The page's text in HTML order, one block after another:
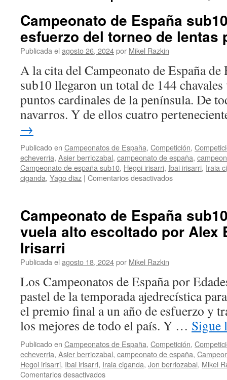
Campeonato de España
esfuerzo del torneo de lentas
Publicada el agosto 26, 2024por Mikel Razkin
A la cita del Campeonato de España de
sub10 llegaron un total de 144
puntos cardinales de la península. De
navarros. Y de ellos cuatro
→
Publicado en Campeonatos de España, Competición,
echeverria, Asier berriozabal, campeonato de españa,
Campeonato de españa sub10, Hegoi irisarri, Ibai irisarri, Iraia
ciganda, Yago diaz | Comentarios desactivadosen
sub10
Rápidas:
el
de
lentas
pasa
factura
Campeonato de España
vuela alto escoltado por Alex
Irisarri
Publicada el agosto 18, 2024por Mikel Razkin
Los Campeonatos de España por
pastel de la temporada ajedrecística
el premio final a un año de esfuerzo y
los mejores de todo el país. Y … Sigue
Publicado en Campeonatos de España, Competición,
echeverria, Asier berriozabal, campeonato de españa,
Hegoi irisarri, Ibai irisarri, Iraia ciganda, Jon berriozabal, Mikel
Comentarios desactivadosen